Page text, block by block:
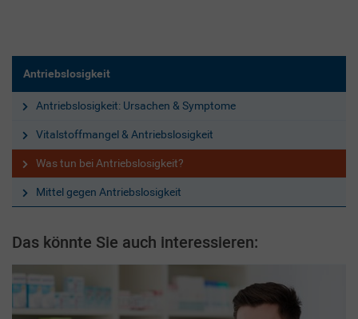
Antriebslosigkeit
Antriebslosigkeit: Ursachen & Symptome
Vitalstoffmangel & Antriebslosigkeit
Was tun bei Antriebslosigkeit?
Mittel gegen Antriebslosigkeit
Das könnte Sie auch interessieren: